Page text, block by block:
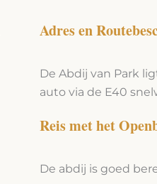
Adres en
De Abdij van Park
auto via de E40
Reis met het
De abdij is goed